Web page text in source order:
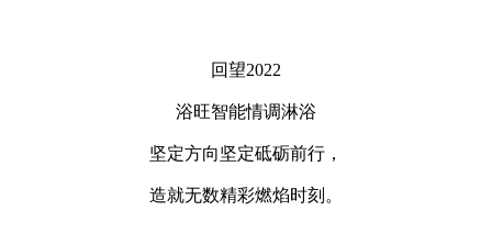
回望2022
浴旺智能情调淋浴
坚定方向坚定砥砺前行，
造就无数精彩燃焰时刻。